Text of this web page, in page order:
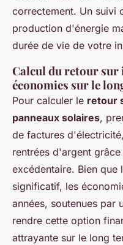
correctement. Un suivi
production d'énergie
durée de vie de votre
Calcul du retour sur
économies sur le
Pour calculer le retour
panneaux solaires,
de factures
rentrées d'argent
excédentaire. Bien que
significatif, les
années, soutenues par
rendre cette option
attrayante sur le long